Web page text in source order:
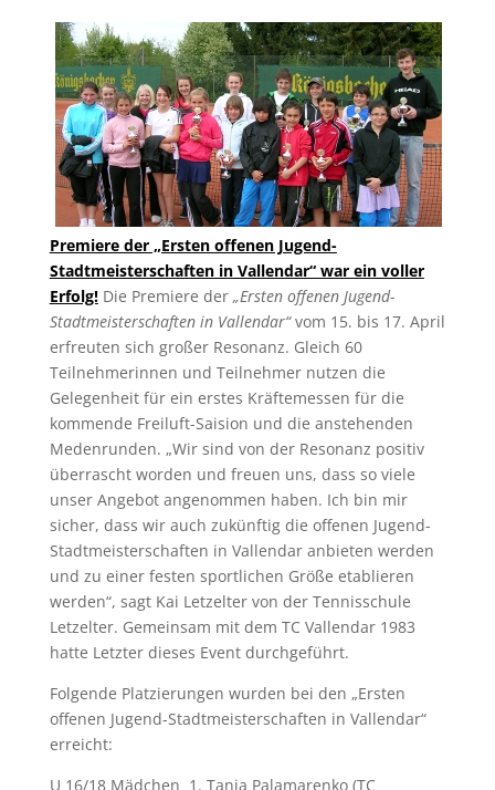
Premiere der „Ersten offenen Jugend-
Stadtmeisterschaften in Vallendar“ war ein voller
Erfolg!Die Premiere der „Ersten offenen Jugend-
Stadtmeisterschaften in Vallendar“vom 15. bis 17. April
erfreuten sich großer Resonanz. Gleich 60
Teilnehmerinnen und Teilnehmer nutzen die
Gelegenheit für ein erstes Kräftemessen für die
kommende Freiluft-Saision und die anstehenden
Medenrunden. „Wir sind von der Resonanz positiv
überrascht worden und freuen uns, dass so viele
unser Angebot angenommen haben. Ich bin mir
sicher, dass wir auch zukünftig die offenen Jugend-
Stadtmeisterschaften in Vallendar anbieten werden
und zu einer festen sportlichen Größe etablieren
werden“, sagt Kai Letzelter von der Tennisschule
Letzelter. Gemeinsam mit dem TC Vallendar 1983
hatte Letzter dieses Event durchgeführt.
Folgende Platzierungen wurden bei den „Ersten
offenen Jugend-Stadtmeisterschaften in Vallendar“
erreicht:
U 16/18 Mädchen 1. Tanja Palamarenko (TC